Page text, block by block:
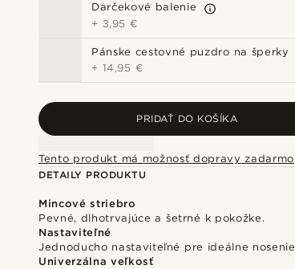
Darčekové balenie
+ 3,95 €
Pánske cestovné puzdro na šperky
+ 14,95 €
PRIDAŤ DO KOŠÍKA
Tento produkt má možnosť dopravy zadarmo
DETAILY PRODUKTU
Mincové striebro
Pevné, dlhotrvajúce a šetrné k pokožke.
Nastaviteľné
Jednoducho nastaviteľné pre ideálne nosenie
Univerzálna veľkosť